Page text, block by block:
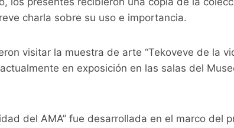
charla sobre su uso e importancia.
visitar la muestra de arte “Tekoveve de la
en exposición en las salas del
del AMA” fue desarrollada en el marco del